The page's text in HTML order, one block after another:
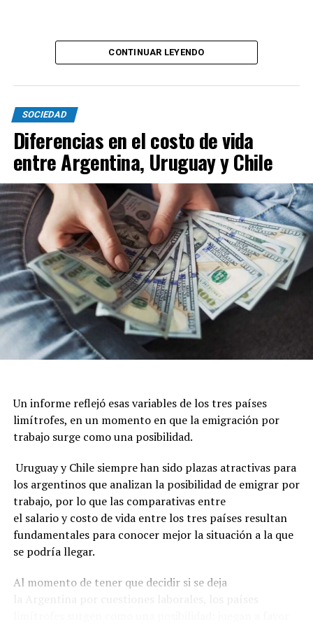
CONTINUAR LEYENDO
SOCIEDAD
Diferencias en el costo de vida
entre Argentina, Uruguay y Chile
Un informe reflejó esas variables de los tres países
limítrofes, en un momento en que la emigración por
trabajo surge como una posibilidad.
Uruguay y Chile siempre han sido plazas atractivas para
los argentinos que analizan la posibilidad de emigrar por
trabajo, por lo que las comparativas entre
el salario y costo de vida entre los tres países resultan
fundamentales para conocer mejor la situación a la que
se podría llegar.
Al momento de tener que decidir si se deja